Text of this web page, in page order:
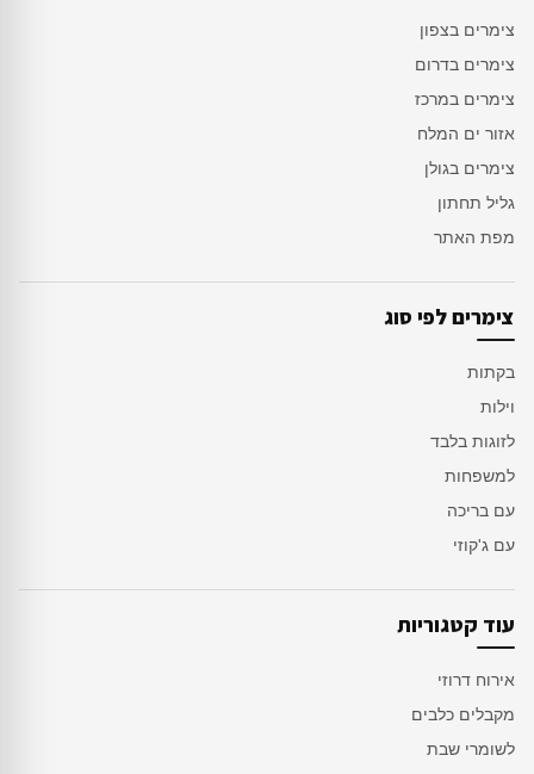
צימרים בצפון
צימרים בדרום
צימרים במרכז
אזור ים המלח
צימרים בגולן
גליל תחתון
מפת האתר
צימרים לפי סוג
בקתות
וילות
לזוגות בלבד
למשפחות
עם בריכה
עם ג'קוזי
עוד קטגוריות
אירוח דרוזי
מקבלים כלבים
לשומרי שבת